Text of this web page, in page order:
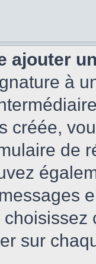
ajouter
à
créée,
de
sur